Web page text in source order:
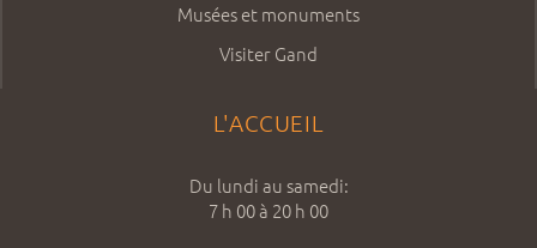
Musées et monuments
Visiter Gand
L'ACCUEIL
Du lundi au samedi:
7 h 00 à 20 h 00